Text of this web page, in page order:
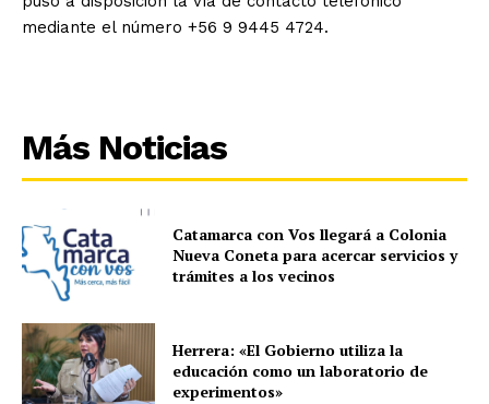
mediante el número +56 9 9445 4724.
Más Noticias
Catamarca con Vos llegará a Colonia
Nueva Coneta para acercar servicios y
trámites a los vecinos
Herrera: «El Gobierno utiliza la
educación como un laboratorio de
experimentos»